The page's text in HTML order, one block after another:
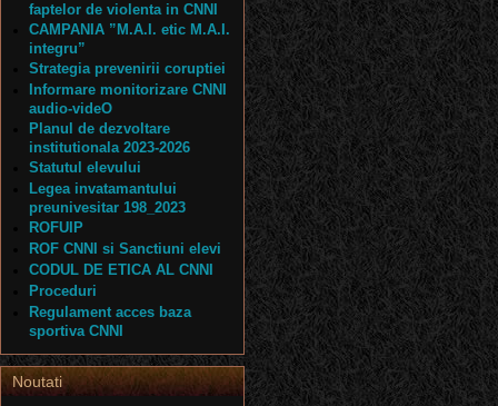
faptelor de violenta in CNNI
CAMPANIA ”M.A.I. etic M.A.I.
integru”
Strategia prevenirii coruptiei
Informare monitorizare CNNI
audio-videO
Planul de dezvoltare
institutionala 2023-2026
Statutul elevului
Legea invatamantului
preunivesitar 198_2023
ROFUIP
ROF CNNI si Sanctiuni elevi
CODUL DE ETICA AL CNNI
Proceduri
Regulament acces baza
sportiva CNNI
Noutati